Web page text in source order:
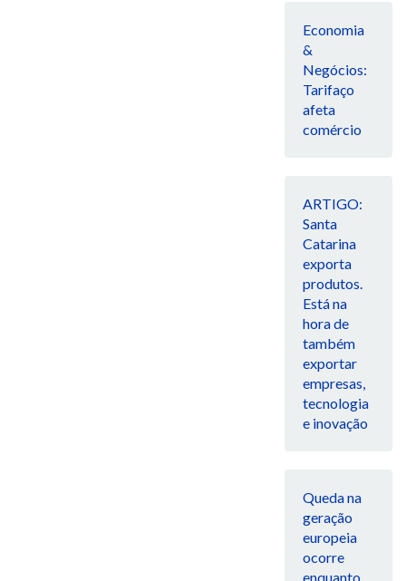
Economia
&
Negócios:
Tarifaço
afeta
comércio
ARTIGO:
Santa
Catarina
exporta
produtos.
Está na
hora de
também
exportar
empresas,
tecnologia
e inovação
Queda na
geração
europeia
ocorre
enquanto